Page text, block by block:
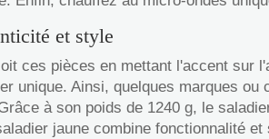
et style
ces pièces en mettant l'accent sur
unique. Ainsi, quelques marques
à son poids de 1240 g, le
jaune combine fonctionnalité